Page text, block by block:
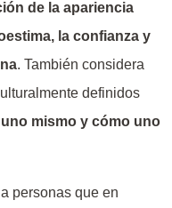
de la apariencia
la confianza y
. También considera
definidos
mismo y cómo uno
personas que en